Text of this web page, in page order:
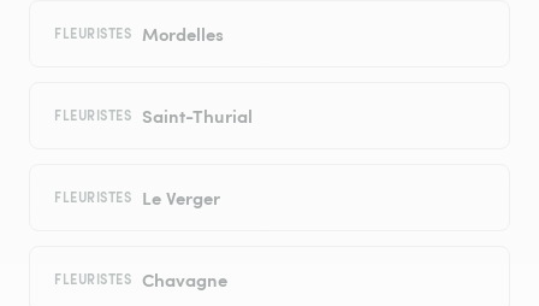
FLEURISTES Mordelles
FLEURISTES Saint-Thurial
FLEURISTES Le Verger
FLEURISTES Chavagne